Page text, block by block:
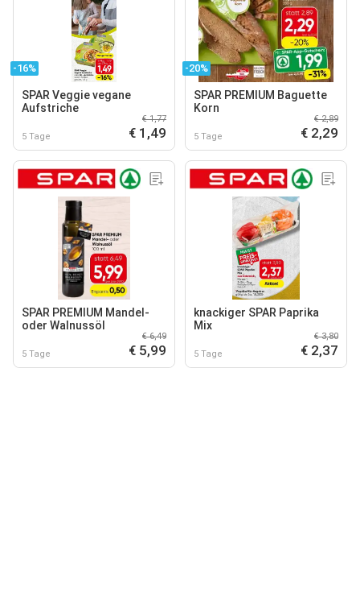
-16%
SPAR Veggie vegane
Aufstriche
5 Tage
€ 1,77
€ 1,49
-20%
SPAR PREMIUM Baguette
Korn
5 Tage
€ 2,89
€ 2,29
SPAR PREMIUM Mandel-
oder Walnussöl
5 Tage
€ 6,49
€ 5,99
knackiger SPAR Paprika
Mix
5 Tage
€ 3,80
€ 2,37